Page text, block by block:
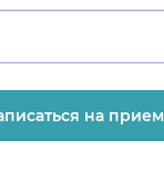
на прием